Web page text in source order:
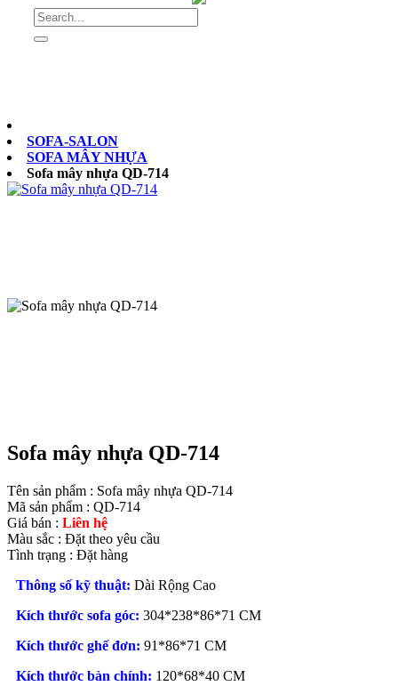
SOFA-SALON
SOFA MÂY NHỰA
Sofa mây nhựa QD-714
Sofa mây nhựa QD-714
Tên sản phẩm : Sofa mây nhựa QD-714
Mã sản phẩm : QD-714
Giá bán : Liên hệ
Màu sắc : Đặt theo yêu cầu
Tình trạng : Đặt hàng
Thông số kỹ thuật: Dài Rộng Cao
Kích thước sofa góc: 304*238*86*71 CM
Kích thước ghế đơn: 91*86*71 CM
Kích thước bàn chính: 120*68*40 CM